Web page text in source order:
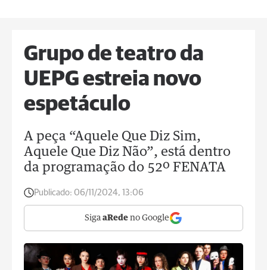
Grupo de teatro da
UEPG estreia novo
espetáculo
A peça “Aquele Que Diz Sim,
Aquele Que Diz Não”, está dentro
da programação do 52º FENATA
Publicado: 06/11/2024, 13:06
Siga aRede no Google